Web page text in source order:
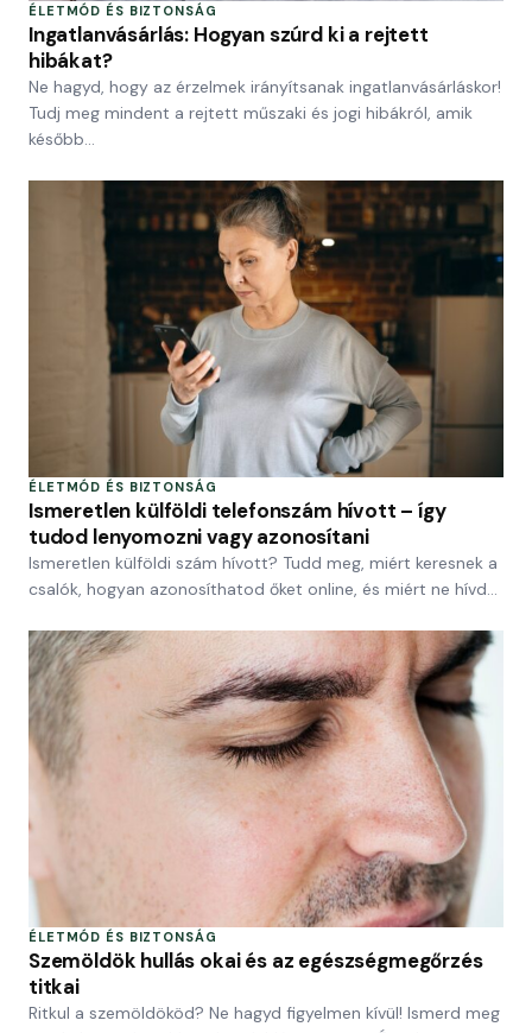
ÉLETMÓD ÉS BIZTONSÁG
Ingatlanvásárlás: Hogyan szúrd ki a rejtett
hibákat?
Ne hagyd, hogy az érzelmek irányítsanak ingatlanvásárláskor!
Tudj meg mindent a rejtett műszaki és jogi hibákról, amik
később…
ÉLETMÓD ÉS BIZTONSÁG
Ismeretlen külföldi telefonszám hívott – így
tudod lenyomozni vagy azonosítani
Ismeretlen külföldi szám hívott? Tudd meg, miért keresnek a
csalók, hogyan azonosíthatod őket online, és miért ne hívd…
ÉLETMÓD ÉS BIZTONSÁG
Szemöldök hullás okai és az egészségmegőrzés
titkai
Ritkul a szemöldököd? Ne hagyd figyelmen kívül! Ismerd meg